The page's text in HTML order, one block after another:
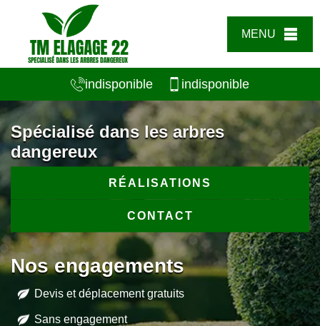
MENU
indisponible indisponible
Spécialisé dans les arbres
dangereux
RÉALISATIONS
CONTACT
Nos engagements
Devis et déplacement gratuits
Sans engagement